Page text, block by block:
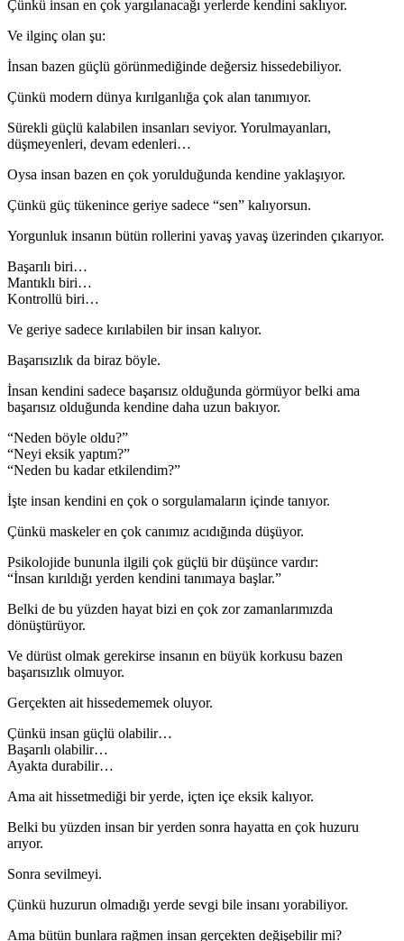
Çünkü insan en çok yargılanacağı yerlerde kendini saklıyor.
Ve ilginç olan şu:
İnsan bazen güçlü görünmediğinde değersiz hissedebiliyor.
Çünkü modern dünya kırılganlığa çok alan tanımıyor.
Sürekli güçlü kalabilen insanları seviyor. Yorulmayanları,
düşmeyenleri, devam edenleri…
Oysa insan bazen en çok yorulduğunda kendine yaklaşıyor.
Çünkü güç tükenince geriye sadece “sen” kalıyorsun.
Yorgunluk insanın bütün rollerini yavaş yavaş üzerinden çıkarıyor.
Başarılı biri…
Mantıklı biri…
Kontrollü biri…
Ve geriye sadece kırılabilen bir insan kalıyor.
Başarısızlık da biraz böyle.
İnsan kendini sadece başarısız olduğunda görmüyor belki ama
başarısız olduğunda kendine daha uzun bakıyor.
“Neden böyle oldu?”
“Neyi eksik yaptım?”
“Neden bu kadar etkilendim?”
İşte insan kendini en çok o sorgulamaların içinde tanıyor.
Çünkü maskeler en çok canımız acıdığında düşüyor.
Psikolojide bununla ilgili çok güçlü bir düşünce vardır:
“İnsan kırıldığı yerden kendini tanımaya başlar.”
Belki de bu yüzden hayat bizi en çok zor zamanlarımızda
dönüştürüyor.
Ve dürüst olmak gerekirse insanın en büyük korkusu bazen
başarısızlık olmuyor.
Gerçekten ait hissedememek oluyor.
Çünkü insan güçlü olabilir…
Başarılı olabilir…
Ayakta durabilir…
Ama ait hissetmediği bir yerde, içten içe eksik kalıyor.
Belki bu yüzden insan bir yerden sonra hayatta en çok huzuru
arıyor.
Sonra sevilmeyi.
Çünkü huzurun olmadığı yerde sevgi bile insanı yorabiliyor.
Ama bütün bunlara rağmen insan gerçekten değişebilir mi?